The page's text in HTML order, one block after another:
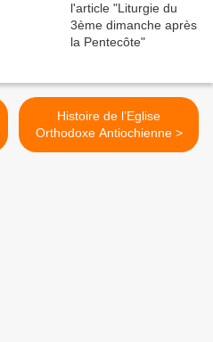
Histoire de l’Eglise
Orthodoxe Antiochienne >